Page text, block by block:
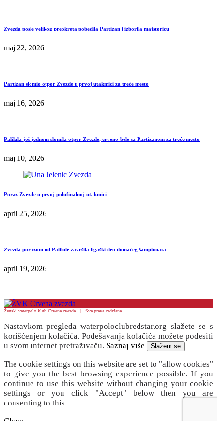
Zvezda posle velikog preokreta pobedila Partizan i izborila majstoricu
maj 22, 2026
Partizan slomio otpor Zvezde u prvoj utakmici za treće mesto
maj 16, 2026
Palilula još jednom slomila otpor Zvezde, crveno-bele sa Partizanom za treće mesto
maj 10, 2026
Poraz Zvezde u prvoj polufinalnoj utakmici
april 25, 2026
Zvezda porazom od Palilule završila ligaški deo domaćeg šampionata
april 19, 2026
Ženski vaterpolo klub Crvena zvezda | Sva prava zadržana.
Nastavkom pregleda waterpoloclubredstar.org slažete se s
korišćenjem kolačića. Podešavanja kolačića možete podesiti
u svom internet pretraživaču. Saznaj više Slažem se
The cookie settings on this website are set to "allow cookies"
to give you the best browsing experience possible. If you
continue to use this website without changing your cookie
settings or you click "Accept" below then you are
consenting to this.